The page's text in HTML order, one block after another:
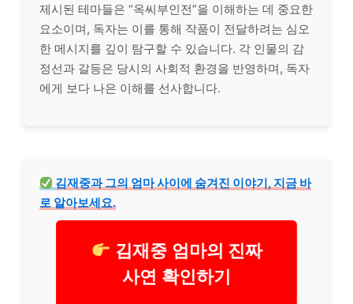
제시된 테마들은 “옥씨부인전”을 이해하는 데 중요한
요소이며, 독자는 이를 통해 작품이 전달하려는 심오
한 메시지를 깊이 탐구할 수 있습니다. 각 인물의 감
정선과 갈등은 당시의 사회적 환경을 반영하며, 독자
에게 보다 나은 이해를 선사합니다.
김재중과 그의 엄마 사이에 숨겨진 이야기, 지금 바
로 알아보세요.
김재중 엄마의 진짜
사연 확인하기